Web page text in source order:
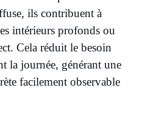
ils contribuent à
intérieurs profonds ou
Cela réduit le besoin
la journée, générant une
facilement observable